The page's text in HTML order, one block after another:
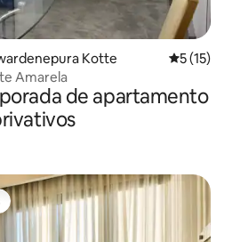
Kotte 5 de uma
5 (15)
Amarela
de apartamento